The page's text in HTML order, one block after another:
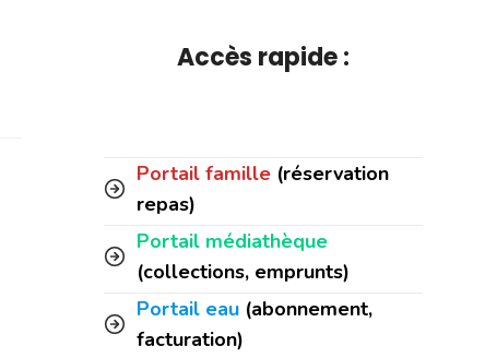
Accès rapide :
Portail famille (réservation
repas)
Portail médiathèque
(collections, emprunts)
Portail eau (abonnement,
facturation)